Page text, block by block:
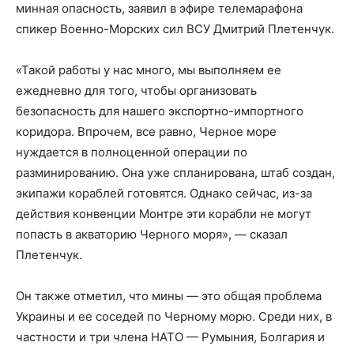
минная опасность, заявил в эфире телемарафона
спикер Военно-Морских сил ВСУ Дмитрий Плетенчук.
«Такой работы у нас много, мы выполняем ее
ежедневно для того, чтобы организовать
безопасность для нашего экспортно-импортного
коридора. Впрочем, все равно, Черное море
нуждается в полноценной операции по
разминированию. Она уже спланирована, штаб создан,
экипажи кораблей готовятся. Однако сейчас, из-за
действия конвенции Монтре эти корабли не могут
попасть в акваторию Черного моря», — сказал
Плетенчук.
Он также отметил, что мины — это общая проблема
Украины и ее соседей по Черному морю. Среди них, в
частности и три члена НАТО — Румыния, Болгария и